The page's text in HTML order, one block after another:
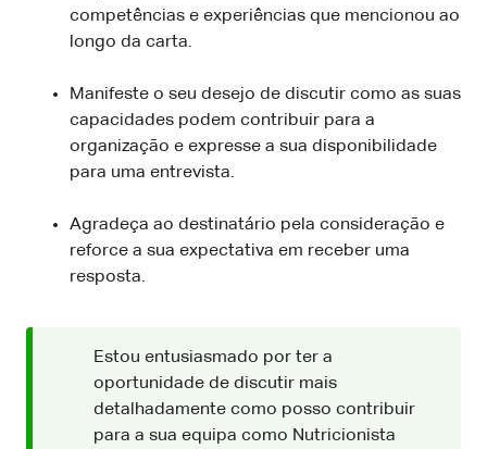
competências e experiências que mencionou ao
longo da carta.
Manifeste o seu desejo de discutir como as suas
capacidades podem contribuir para a
organização e expresse a sua disponibilidade
para uma entrevista.
Agradeça ao destinatário pela consideração e
reforce a sua expectativa em receber uma
resposta.
Estou entusiasmado por ter a
oportunidade de discutir mais
detalhadamente como posso contribuir
para a sua equipa como Nutricionista